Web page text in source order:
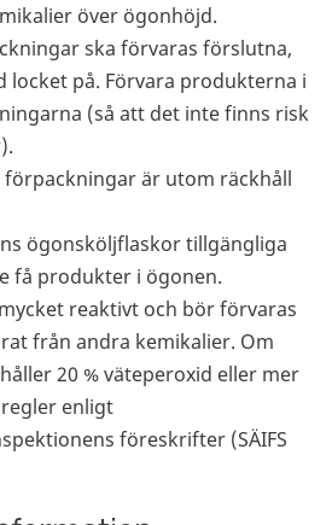
över ögonhöjd.
ska förvaras förslutna,
locket på. Förvara produkterna i
(så att det inte finns risk
förpackningar är utom räckhåll
ögonsköljflaskor tillgängliga
få produkter i ögonen.
reaktivt och bör förvaras
från andra kemikalier. Om
20 % väteperoxid eller mer
enligt
föreskrifter (SÄIFS